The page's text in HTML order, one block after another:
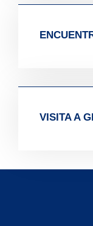
VISITA A